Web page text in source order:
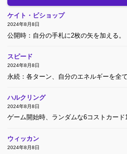
ケイト・ビショップ
2024年8月8日
公開時：自分の手札に2枚の矢を加える。
スピード
2024年8月8日
永続：各ターン、自分のエネルギーを全
ハルクリング
2024年8月8日
ゲーム開始時、ランダムな6コストカード
ウィッカン
2024年8月8日